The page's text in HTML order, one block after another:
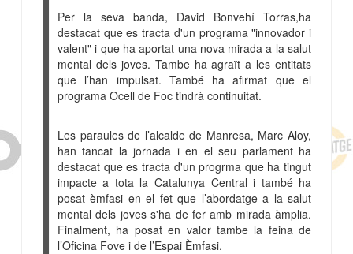
Per la seva banda, David Bonvehí Torras,ha
destacat que es tracta d'un programa "innovador i
valent" i que ha aportat una nova mirada a la salut
mental dels joves. Tambe ha agraït a les entitats
que l’han impulsat. També ha afirmat que el
programa Ocell de Foc tindrà continuitat.
Les paraules de l’alcalde de Manresa, Marc Aloy,
han tancat la jornada i en el seu parlament ha
destacat que es tracta d'un progrma que ha tingut
impacte a tota la Catalunya Central i també ha
posat èmfasi en el fet que l’abordatge a la salut
mental dels joves s'ha de fer amb mirada àmplia.
Finalment, ha posat en valor tambe la feina de
l’Oficina Fove i de l’Espai Èmfasi.